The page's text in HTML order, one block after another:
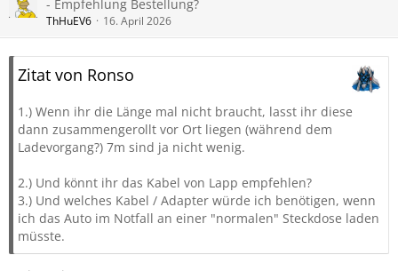
- Empfehlung Bestellung?
ThHuEV6 16. April 2026
Zitat von Ronso
1.) Wenn ihr die Länge mal nicht braucht, lasst ihr diese
dann zusammengerollt vor Ort liegen (während dem
Ladevorgang?) 7m sind ja nicht wenig.
2.) Und könnt ihr das Kabel von Lapp empfehlen?
3.) Und welches Kabel / Adapter würde ich benötigen, wenn
ich das Auto im Notfall an einer "normalen" Steckdose laden
müsste.